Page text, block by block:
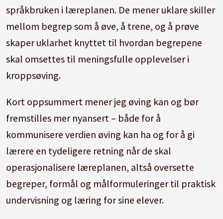
språkbruken i læreplanen. De mener uklare skiller
mellom begrep som å øve, å trene, og å prøve
skaper uklarhet knyttet til hvordan begrepene
skal omsettes til meningsfulle opplevelser i
kroppsøving.
Kort oppsummert mener jeg øving kan og bør
fremstilles mer nyansert – både for å
kommunisere verdien øving kan ha og for å gi
lærere en tydeligere retning når de skal
operasjonalisere læreplanen, altså oversette
begreper, formål og målformuleringer til praktisk
undervisning og læring for sine elever.